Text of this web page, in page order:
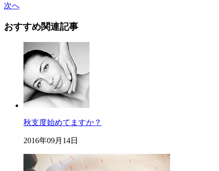
次へ
おすすめ関連記事
秋支度始めてますか？
2016年09月14日